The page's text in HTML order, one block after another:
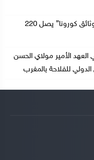
عدد الموقوفين بسبب تزوير “وثائق كورونا” يصل 220
الأمير مولاي الحسن